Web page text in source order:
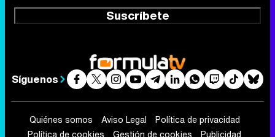
Suscríbete
Síguenos
Quiénes somos Aviso Legal
Política de privacidad
Política de cookies
Gestión de cookies Publicidad